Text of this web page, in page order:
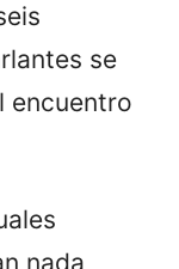
se
encuentro
nada